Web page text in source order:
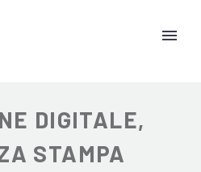
DIGITALE,
STAMPA